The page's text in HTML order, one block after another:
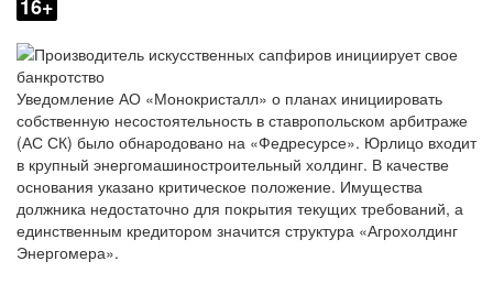
Уведомление АО «Монокристалл» о планах инициировать
собственную несостоятельность в ставропольском арбитраже
(АС СК) было обнародовано на «Федресурсе». Юрлицо входит
в крупный энергомашиностроительный холдинг. В качестве
основания указано критическое положение. Имущества
должника недостаточно для покрытия текущих требований, а
единственным кредитором значится структура «Агрохолдинг
Энергомера».